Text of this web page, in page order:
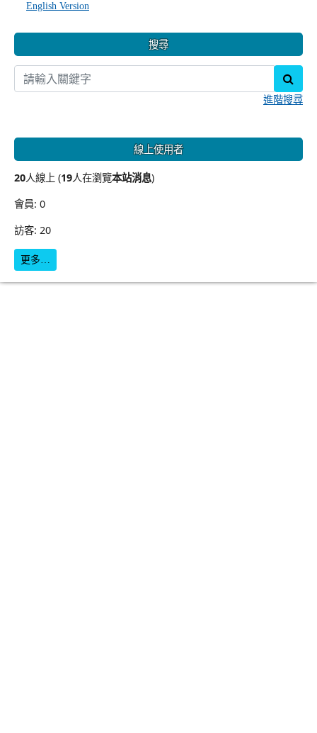
English Version
搜尋
進階搜尋
線上使用者
20人線上 (19人在瀏覽本站消息)
會員: 0
訪客: 20
更多…